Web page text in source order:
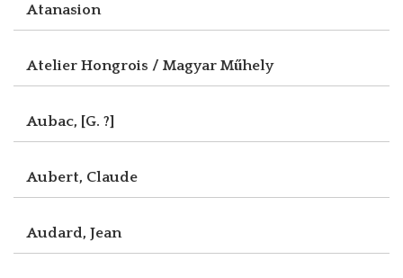
Atanasion
Atelier Hongrois / Magyar Műhely
Aubac, [G. ?]
Aubert, Claude
Audard, Jean